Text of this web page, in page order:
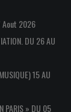
Aout 2026
DU 26 AU
15 AU
PARIS » DU 05